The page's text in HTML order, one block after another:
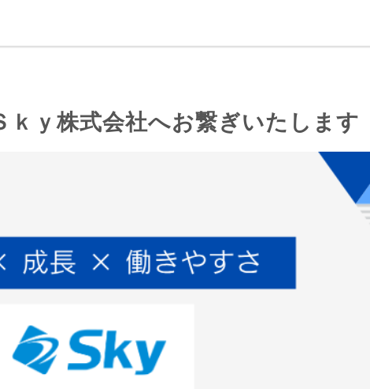
ｋｙ株式会社へお繋ぎいたします